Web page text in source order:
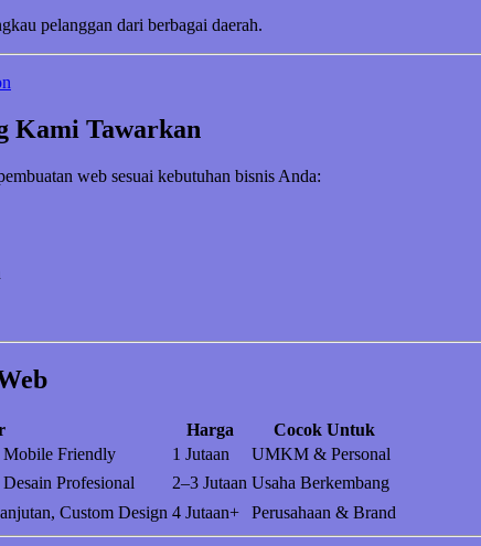
pelanggan dari berbagai daerah.
Kami Tawarkan
web sesuai kebutuhan bisnis Anda:
Harga
Cocok Untuk
Mobile Friendly 1 Jutaan
UMKM & Personal
Profesional 2–3 Jutaan Usaha Berkembang
Custom Design 4 Jutaan+ Perusahaan & Brand